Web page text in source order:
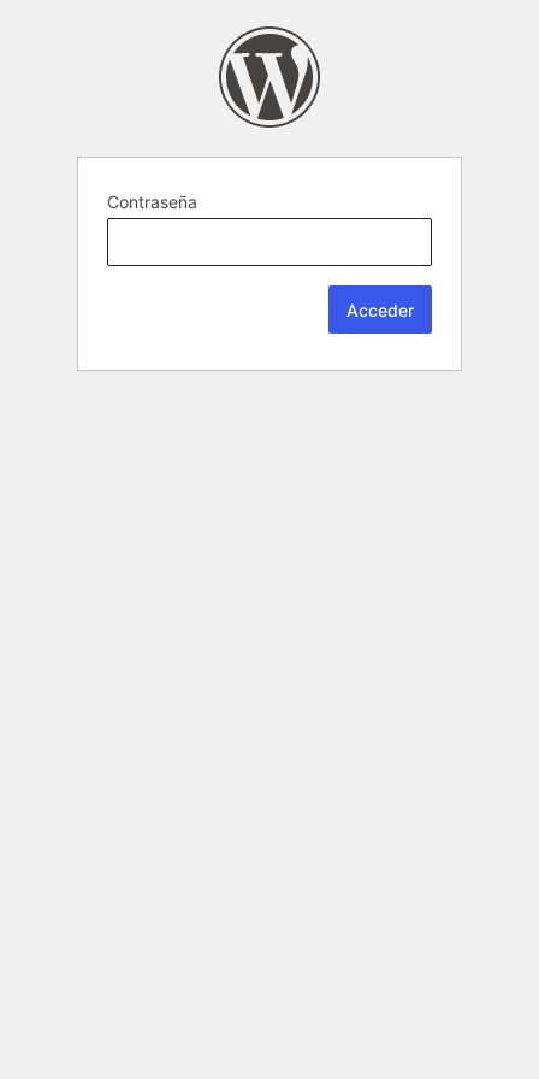
Contraseña